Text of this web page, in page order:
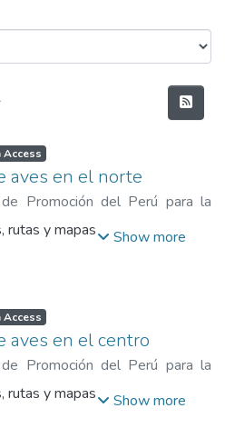
Access
aves en el norte
de Promoción del Perú para la
y el Turismo
del Perú para la Exportación
rutas y mapas Show more
Access
aves en el centro
de Promoción del Perú para la
y el Turismo
del Perú para la Exportación
rutas y mapas Show more